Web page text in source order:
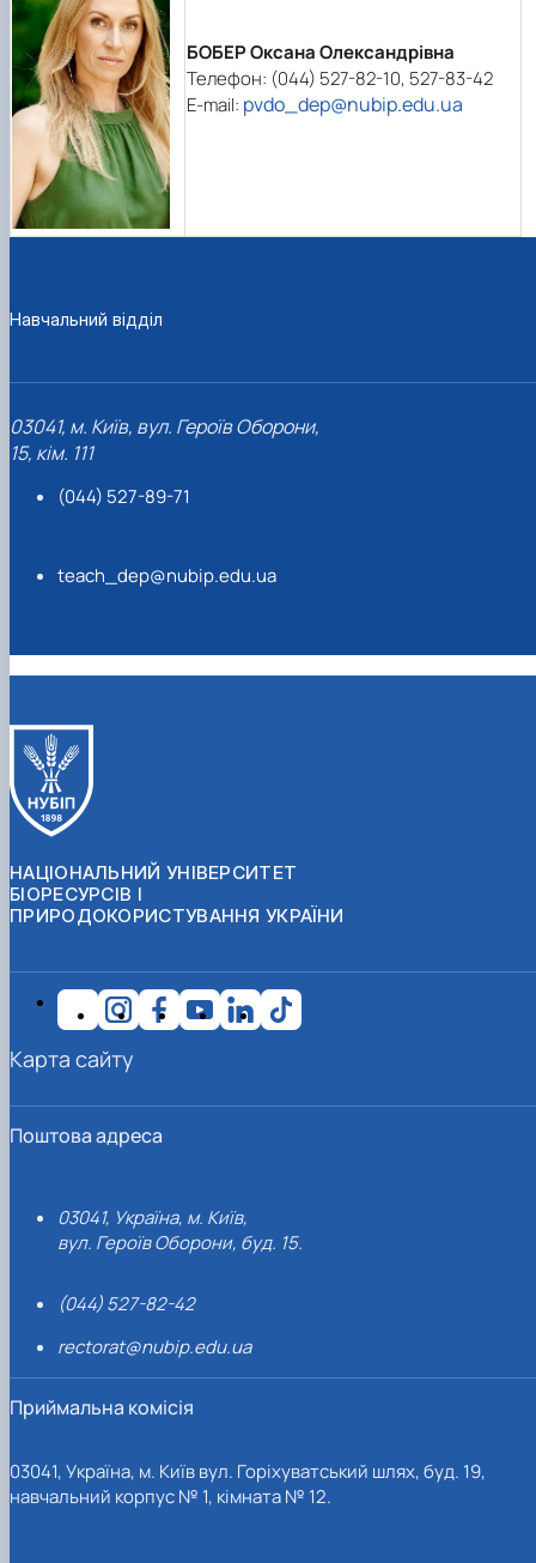
БОБЕР Оксана Олександрівна
Телефон: (044) 527-82-10, 527-83-42
E-mail: pvdo_dep@nubip.edu.ua
Навчальний відділ
03041, м. Київ, вул. Героїв Oборони,
15, кім. 111
(044) 527-89-71
teach_dep@nubip.edu.ua
НАЦІОНАЛЬНИЙ УНІВЕРСИТЕТ
БІОРЕСУРСІВ І
ПРИРОДОКОРИСТУВАННЯ УКРАЇНИ
Поштова адреса
03041, Україна, м. Київ,
вул. Героїв Оборони, буд. 15.
(044) 527-82-42
rectorat@nubip.edu.ua
Приймальна комісія
03041, Україна, м. Київ вул. Горіхуватський шлях, буд. 19,
навчальний корпус № 1, кімната № 12.
Карта сайту